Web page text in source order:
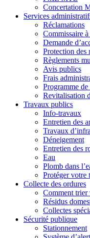
Concertation
Services
Réclamations
Commissaire à
Demande
Protection des
Règlements
Avis publics
Frais
Programme de
Revitalisation
Travaux publics
Info-travaux
Entretien des
Travaux
Déneigement
Entretien des
Eau
Plomb dans
Protéger votre
Collecte des ordures
Comment trier
Résidus
Collectes
Sécurité publique
Stationnement